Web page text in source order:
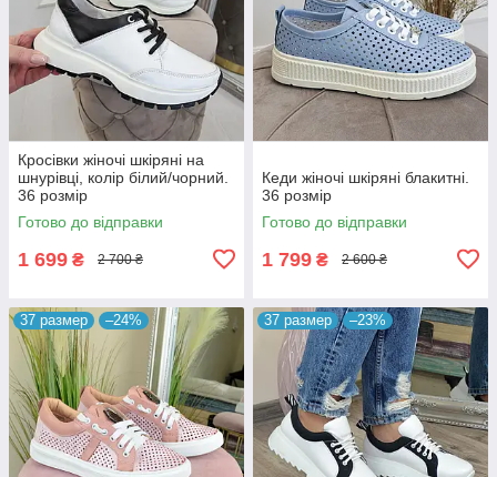
Кросівки жіночі шкіряні на
шнурівці, колір білий/чорний.
36 розмір
Готово до відправки
1 699 ₴ 2 700 ₴
Кеди жіночі шкіряні блакитні.
36 розмір
Готово до відправки
1 799 ₴ 2 600 ₴
37 размер –24% 37 размер –23%